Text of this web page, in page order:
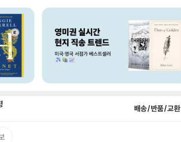
배송/반품/교환